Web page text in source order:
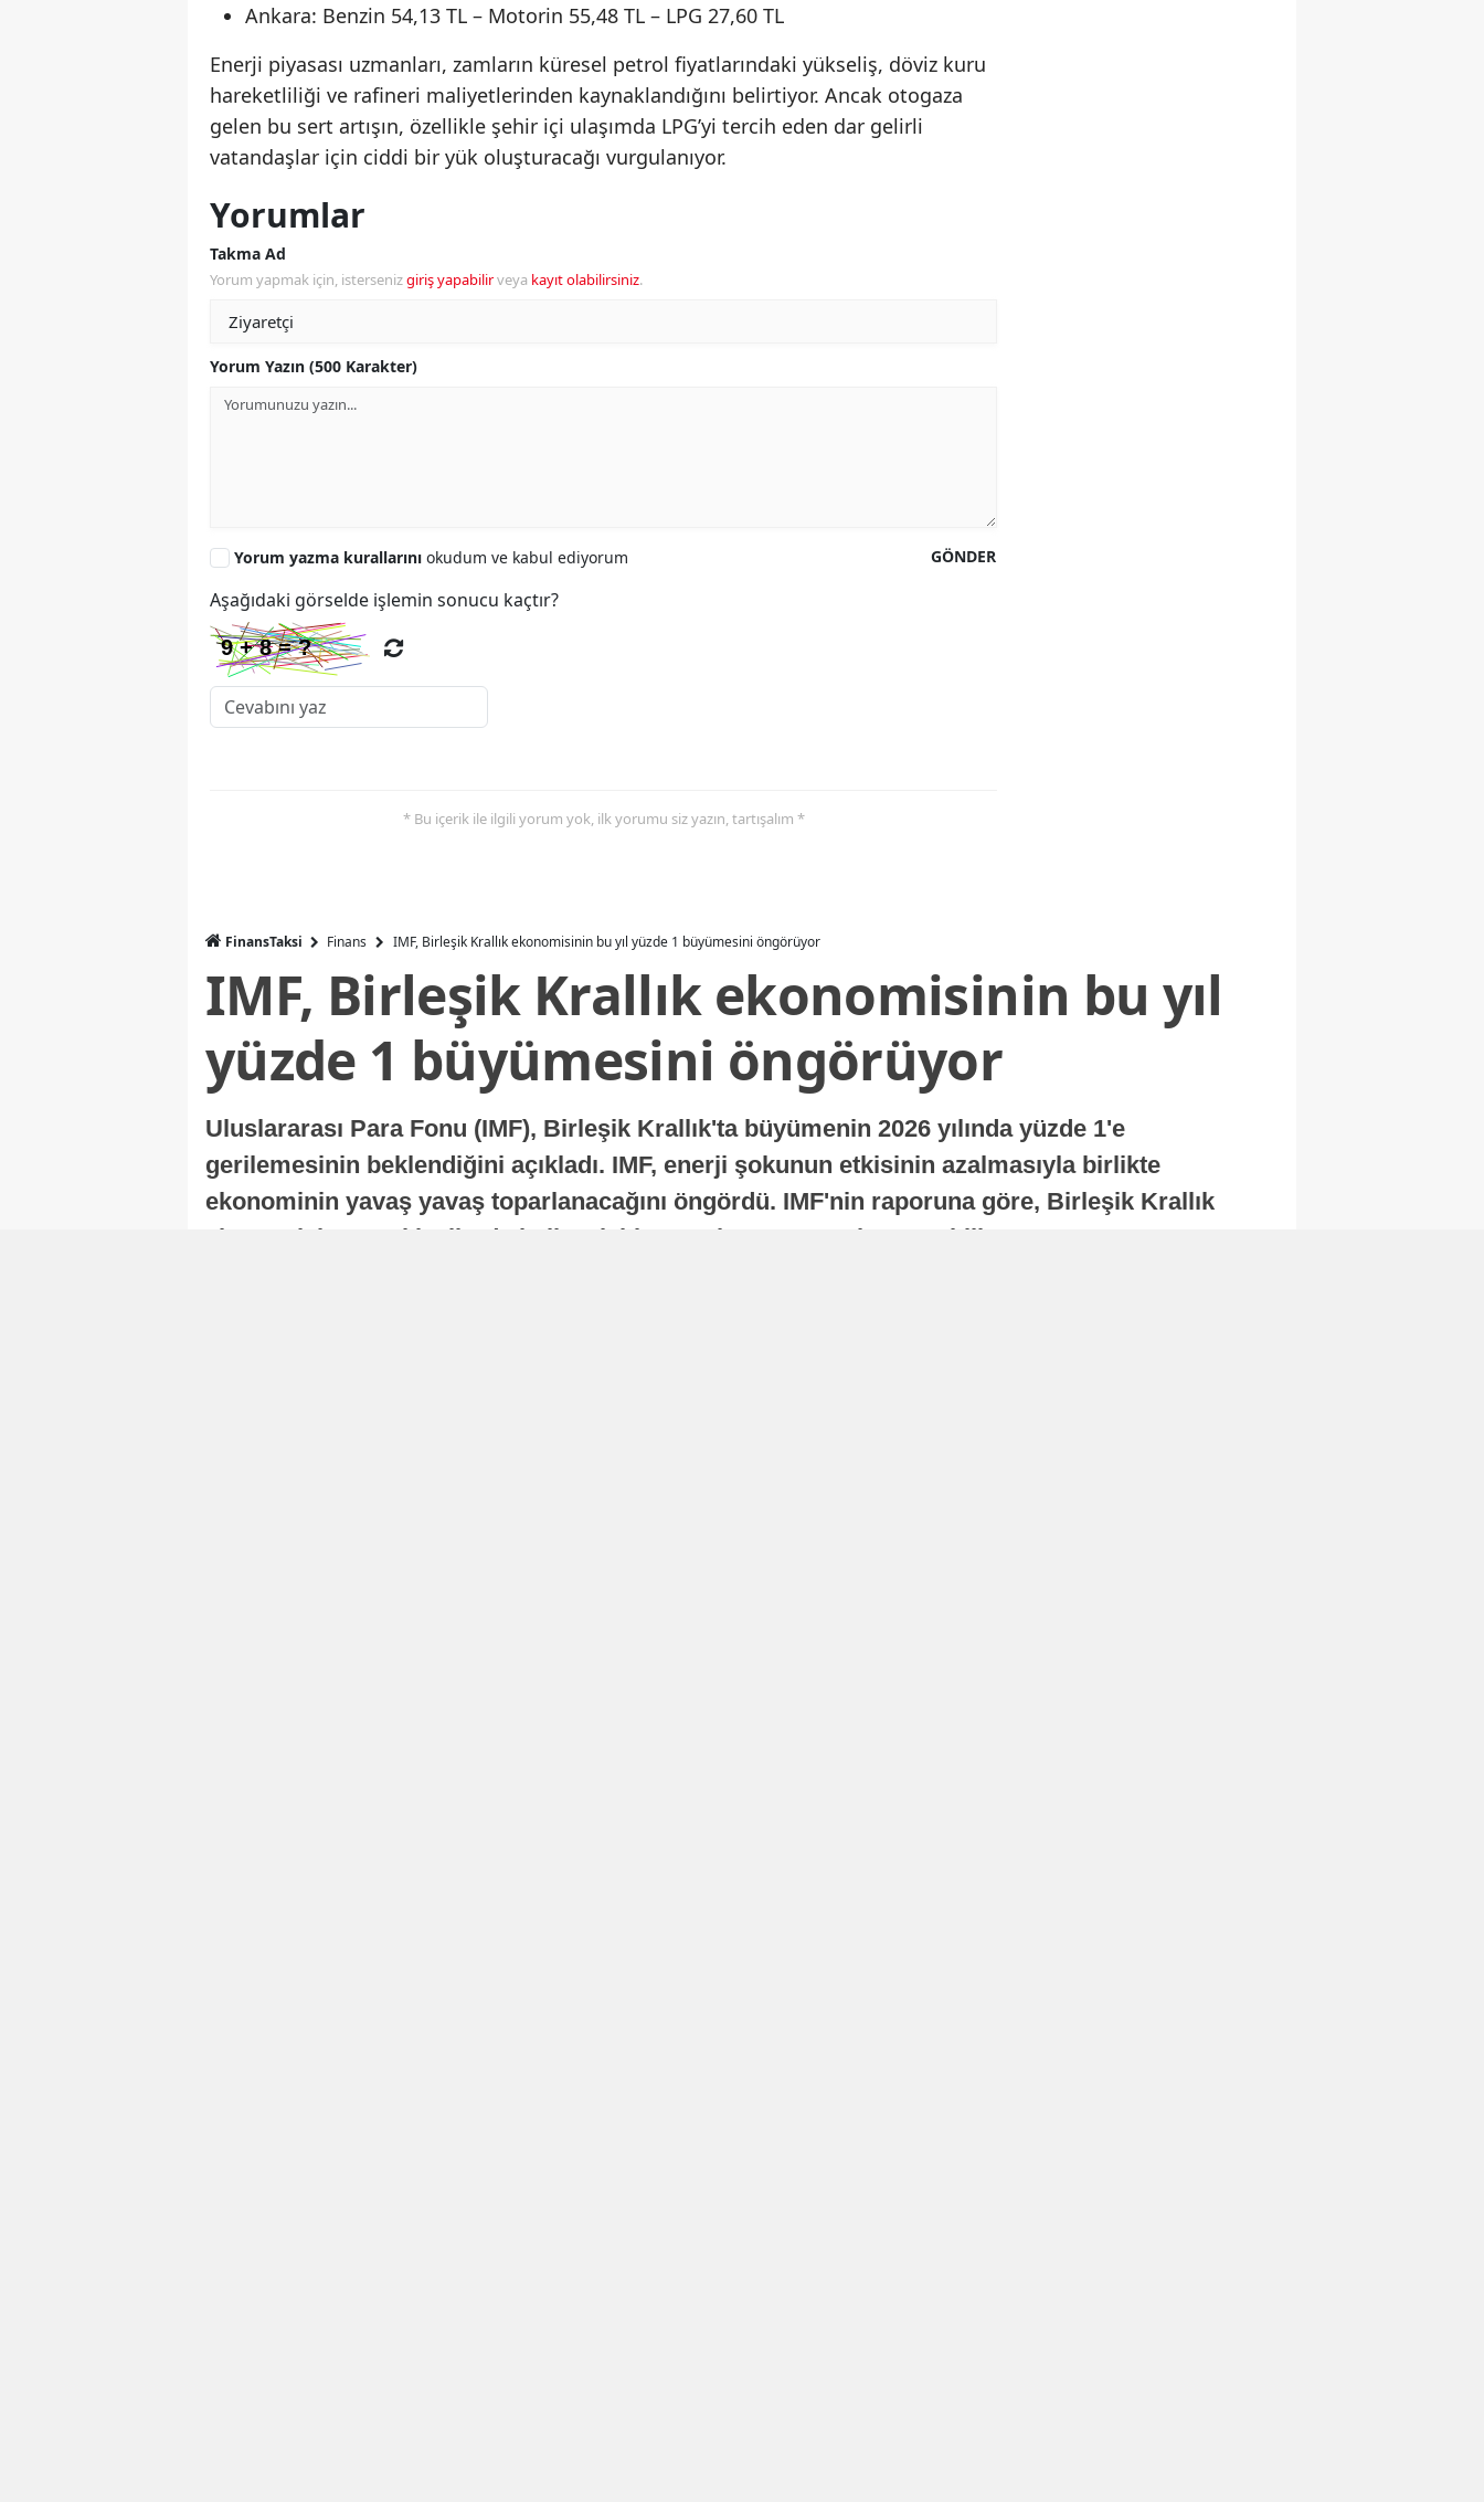
Ankara: Benzin 54,13 TL – Motorin 55,48 TL – LPG 27,60 TL
Enerji piyasası uzmanları, zamların küresel petrol fiyatlarındaki yükseliş, döviz kuru
hareketliliği ve rafineri maliyetlerinden kaynaklandığını belirtiyor. Ancak otogaza
gelen bu sert artışın, özellikle şehir içi ulaşımda LPG’yi tercih eden dar gelirli
vatandaşlar için ciddi bir yük oluşturacağı vurgulanıyor.
Yorumlar
Takma Ad
Yorum yapmak için, istersenizgiriş yapabilirveya kayıt olabilirsiniz.
Yorum Yazın (500 Karakter)
GÖNDER
Yorum yazma kurallarını okudum ve kabul ediyorum
Aşağıdaki görselde işlemin sonucu kaçtır?
* Bu içerik ile ilgili yorum yok, ilk yorumu siz yazın, tartışalım *
FinansTaksi Finans IMF, Birleşik Krallık ekonomisinin bu yıl yüzde 1 büyümesini öngörüyor
IMF, Birleşik Krallık ekonomisinin bu yıl
yüzde 1 büyümesini öngörüyor
Uluslararası Para Fonu (IMF), Birleşik Krallık'ta büyümenin 2026 yılında yüzde 1'e
gerilemesinin beklendiğini açıkladı. IMF, enerji şokunun etkisinin azalmasıyla birlikte
ekonominin yavaş yavaş toparlanacağını öngördü. IMF'nin raporuna göre, Birleşik Krallık
ekonomisi, sonraki yıllarda istikrarlı bir toparlanma süreci yaşayabilir.